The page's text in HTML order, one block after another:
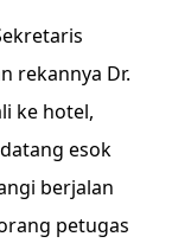
rekannya Dr.
ke hotel,
esok
berjalan
petugas